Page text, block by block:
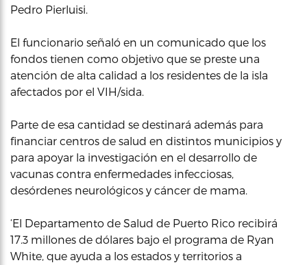
Pedro Pierluisi.
El funcionario señaló en un comunicado que los
fondos tienen como objetivo que se preste una
atención de alta calidad a los residentes de la isla
afectados por el VIH/sida.
Parte de esa cantidad se destinará además para
financiar centros de salud en distintos municipios y
para apoyar la investigación en el desarrollo de
vacunas contra enfermedades infecciosas,
desórdenes neurológicos y cáncer de mama.
‘El Departamento de Salud de Puerto Rico recibirá
17.3 millones de dólares bajo el programa de Ryan
White, que ayuda a los estados y territorios a